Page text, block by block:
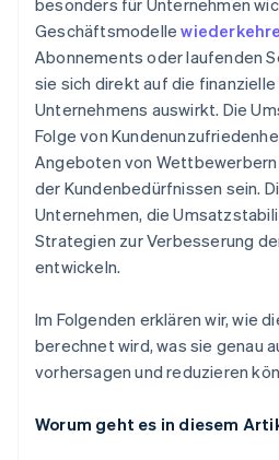
besonders für Unternehmen
Geschäftsmodelle
Abonnements oder laufenden
sie sich direkt auf die
Unternehmens auswirkt. Die
Folge von
Angeboten von
der Kundenbedürfnissen sein.
Unternehmen, die
Strategien zur Verbesserung
entwickeln.
Im Folgenden erklären wir, wie
berechnet wird, was sie genau
vorhersagen und reduzieren
Worum geht es in diesem